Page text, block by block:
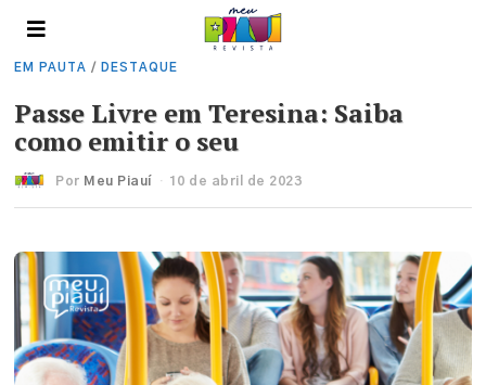
EM PAUTA / DESTAQUE
Passe Livre em Teresina: Saiba
como emitir o seu
Por Meu Piauí 10 de abril de 2023